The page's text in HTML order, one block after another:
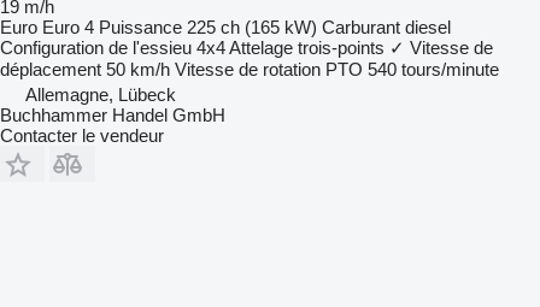
19 m/h
Euro Euro 4 Puissance 225 ch (165 kW) Carburant diesel
Configuration de l'essieu 4x4Attelage trois-points ✓ Vitesse de
déplacement 50 km/h Vitesse de rotation PTO 540 tours/minute
Allemagne, Lübeck
Buchhammer Handel GmbH
Contacter le vendeur